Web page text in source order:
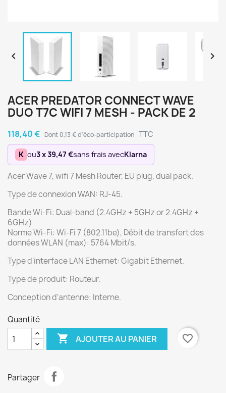
 
ACER PREDATOR CONNECT WAVE
DUO T7C WIFI 7 MESH - PACK DE 2
118,40 € Dont 0,13 € d'éco-participation TTC
K ou3 x 39,47 €sans frais avecKlarna
Acer Wave 7, wifi 7 Mesh Router, EU plug, dual pack.
Type de connexion WAN: RJ-45.
Bande Wi-Fi: Dual-band (2.4GHz + 5GHz or 2.4GHz +
6GHz)
Norme Wi-Fi: Wi-Fi 7 (802.11be), Débit de transfert des
données WLAN (max): 5764 Mbit/s.
Type d'interface LAN Ethernet: Gigabit Ethernet.
Type de produit: Routeur.
Conception d'antenne: Interne.
Quantité
 AJOUTER AU PANIER favorite_border
Partager